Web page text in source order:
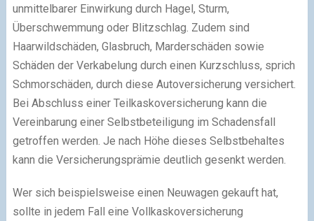
unmittelbarer Einwirkung durch Hagel, Sturm,
Überschwemmung oder Blitzschlag. Zudem sind
Haarwildschäden, Glasbruch, Marderschäden sowie
Schäden der Verkabelung durch einen Kurzschluss, sprich
Schmorschäden, durch diese Autoversicherung versichert.
Bei Abschluss einer Teilkaskoversicherung kann die
Vereinbarung einer Selbstbeteiligung im Schadensfall
getroffen werden. Je nach Höhe dieses Selbstbehaltes
kann die Versicherungsprämie deutlich gesenkt werden.
Wer sich beispielsweise einen Neuwagen gekauft hat,
sollte in jedem Fall eine Vollkaskoversicherung